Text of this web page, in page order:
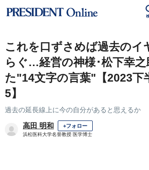
これを口ずさめば過去のイ
らぐ…経営の神様･松下幸之
た"14文字の言葉"【2023下
5】
過去の延長線上に今の自分があると思えるか
高田 明和 +フォロー
浜松医科大学名誉教授 医学博士